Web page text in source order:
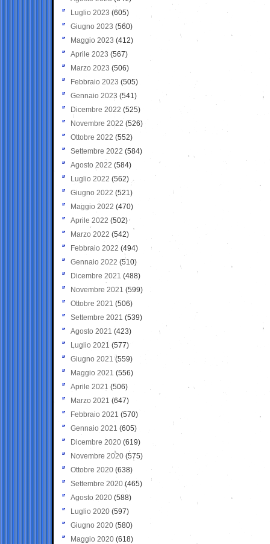
Luglio 2023 (605)
Giugno 2023 (560)
Maggio 2023 (412)
Aprile 2023 (567)
Marzo 2023 (506)
Febbraio 2023 (505)
Gennaio 2023 (541)
Dicembre 2022 (525)
Novembre 2022 (526)
Ottobre 2022 (552)
Settembre 2022 (584)
Agosto 2022 (584)
Luglio 2022 (562)
Giugno 2022 (521)
Maggio 2022 (470)
Aprile 2022 (502)
Marzo 2022 (542)
Febbraio 2022 (494)
Gennaio 2022 (510)
Dicembre 2021 (488)
Novembre 2021 (599)
Ottobre 2021 (506)
Settembre 2021 (539)
Agosto 2021 (423)
Luglio 2021 (577)
Giugno 2021(559)
Maggio 2021 (556)
Aprile 2021 (506)
Marzo 2021 (647)
Febbraio 2021 (570)
Gennaio 2021 (605)
Dicembre 2020 (619)
Novembre 2020 (575)
Ottobre 2020 (638)
Settembre 2020(465)
Agosto 2020 (588)
Luglio 2020 (597)
Giugno 2020 (580)
Maggio 2020 (618)